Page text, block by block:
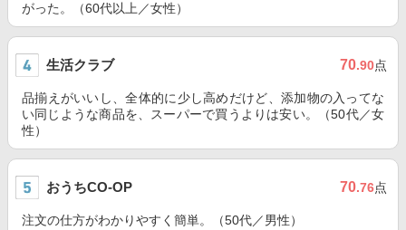
がった。（60代以上／女性）
生活クラブ 70.90点
品揃えがいいし、全体的に少し高めだけど、添加物の入ってな
い同じような商品を、スーパーで買うよりは安い。（50代／女
性）
おうちCO-OP 70.76点
注文の仕方がわかりやすく簡単。（50代／男性）